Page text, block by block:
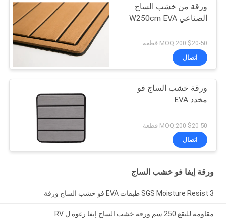
ورقة من خشب الساج
الصناعي W250cm EVA
$20-50 MOQ:200 قطعة
اتصال
ورقة خشب الساج فو
مخدد EVA
$20-50 MOQ:200 قطعة
اتصال
ورقة إيفا فو خشب الساج
SGS Moisture Resist 3 طبقات EVA فو خشب الساج ورقة
مقاومة للبقع 250 سم ورقة خشب الساج إيفا رغوة ل RV